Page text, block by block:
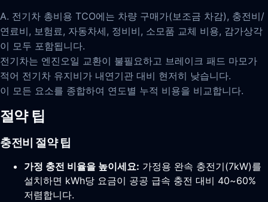
A. 전기차 총비용 TCO에는 차량 구매가(보조금 차감), 충전비/
연료비, 보험료, 자동차세, 정비비, 소모품 교체 비용, 감가상각
이 모두 포함됩니다.
전기차는 엔진오일 교환이 불필요하고 브레이크 패드 마모가
적어 전기차 유지비가 내연기관 대비 현저히 낮습니다.
이 모든 요소를 종합하여 연도별 누적 비용을 비교합니다.
절약 팁
충전비 절약 팁
가정 충전 비율을 높이세요: 가정용 완속 충전기(7kW)를
설치하면 kWh당 요금이 공공 급속 충전 대비 40~60%
저렴합니다.